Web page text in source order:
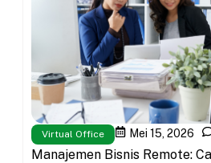
Virtual Office Mei 15, 2026
Manajemen Bisnis Remote: